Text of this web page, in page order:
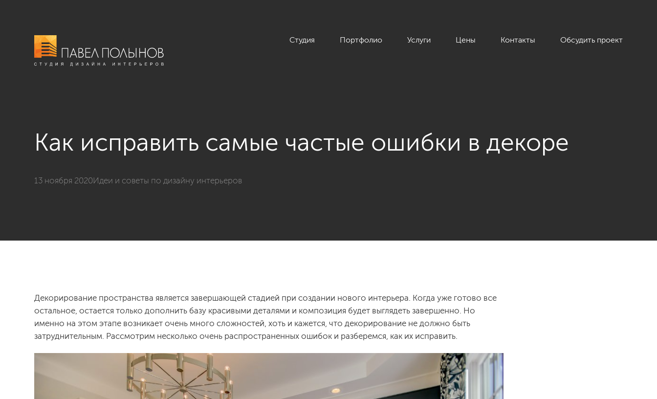
Студия Портфолио Услуги Цены Контакты Обсудить проект
Как исправить самые частые ошибки в декоре
13 ноября 2020Идеи и советы по дизайну интерьеров
Декорирование пространства является завершающей стадией при создании нового интерьера. Когда уже готово все
остальное, остается только дополнить базу красивыми деталями и композиция будет выглядеть завершенно. Но
именно на этом этапе возникает очень много сложностей, хоть и кажется, что декорирование не должно быть
затруднительным. Рассмотрим несколько очень распространенных ошибок и разберемся, как их исправить.